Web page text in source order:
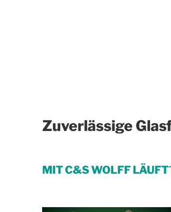
Zuverlässige
MIT C&S WOLFF